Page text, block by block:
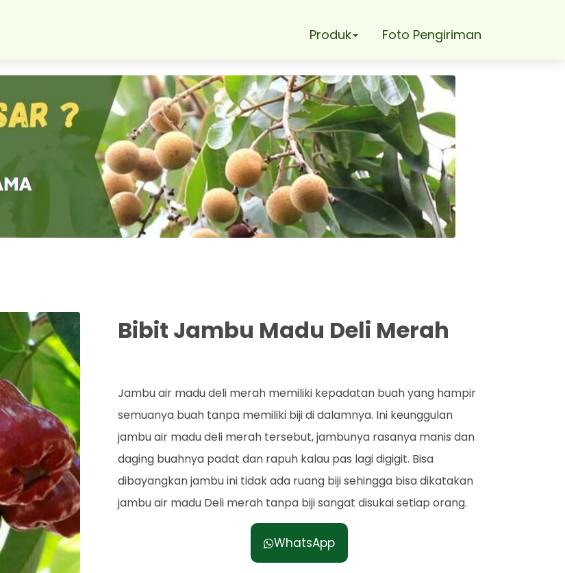
Produk Foto Pengiriman
Bibit Jambu Madu Deli Merah
Jambu air madu deli merah memiliki kepadatan buah yang hampir
semuanya buah tanpa memiliki biji di dalamnya. Ini keunggulan
jambu air madu deli merah tersebut, jambunya rasanya manis dan
daging buahnya padat dan rapuh kalau pas lagi digigit. Bisa
dibayangkan jambu ini tidak ada ruang biji sehingga bisa dikatakan
jambu air madu Deli merah tanpa biji sangat disukai setiap orang.
WhatsApp